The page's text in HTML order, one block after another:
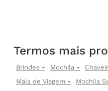
Termos mais
Brindes Mochila
Mala de Viagem
Mochila